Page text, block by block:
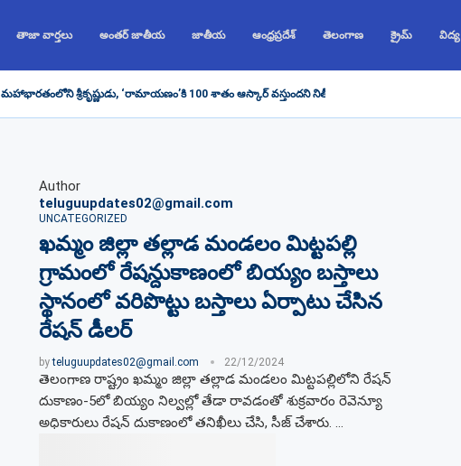
తాజా వార్తలు అంతర్ జాతీయ జాతీయ ఆంధ్రప్రదేశ్ తెలంగాణ క్రైమ్ విద్య
మహాభారతంలోని శ్రీకృష్ణుడు, ‘రామాయణం’కి 100 శాతం ఆస్కార్ వస్తుందని నితీష్ భరద్వాజ్ చెప్పారు, రణబీర్...
Author
teluguupdates02@gmail.com
UNCATEGORIZED
ఖమ్మం జిల్లా తల్లాడ మండలం మిట్టపల్లి
గ్రామంలో రేషన్దుకాణంలో బియ్యం బస్తాలు
స్థానంలో వరిపొట్టు బస్తాలు ఏర్పాటు చేసిన
రేషన్ డీలర్
byteluguupdates02@gmail.com 22/12/2024
తెలంగాణ రాష్ట్రం ఖమ్మం జిల్లా తల్లాడ మండలం మిట్టపల్లిలోని రేషన్​
దుకాణం-5లో బియ్యం నిల్వల్లో తేడా రావడంతో శుక్రవారం రెవెన్యూ
అధికారులు రేషన్​ దుకాణంలో తనిఖీలు చేసి, సీజ్​ చేశారు. …